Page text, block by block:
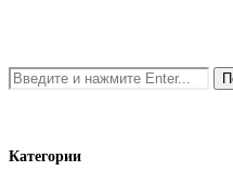
Категории